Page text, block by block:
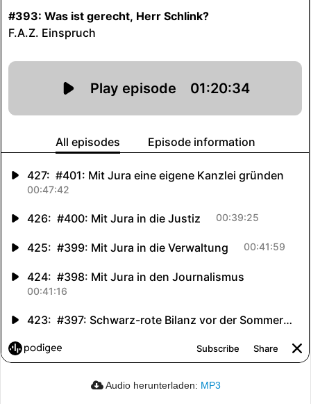
Audio herunterladen: MP3